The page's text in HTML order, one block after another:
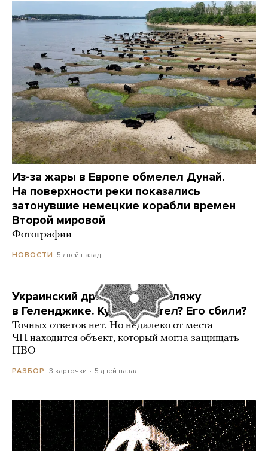
Из-за жары в Европе обмелел Дунай.
На поверхности реки показались
затонувшие немецкие корабли времен
Второй мировой
Фотографии
НОВОСТИ 5 дней назад
Украинский дрон попал по пляжу
в Геленджике. Куда он летел? Его сбили?
Точных ответов нет. Но недалеко от места
ЧП находится объект, который могла защищать
ПВО
РАЗБОР 3 карточки 5 дней назад